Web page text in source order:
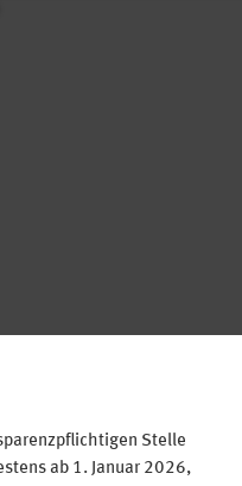
Stelle
ab 1. Januar 2026,